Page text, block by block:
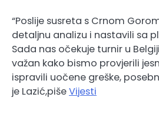
“Poslije susreta s Crnom
detaljnu analizu i nastavili sa
Sada nas očekuje turnir u
važan kako bismo provjerili
ispravili uočene greške,
je Lazić,pišeVijesti